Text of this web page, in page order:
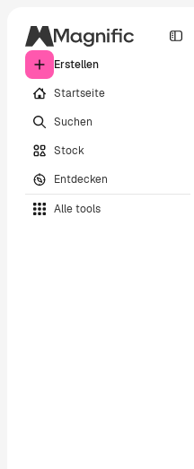
Erstellen
Startseite
Suchen
Stock
Entdecken
Alle tools